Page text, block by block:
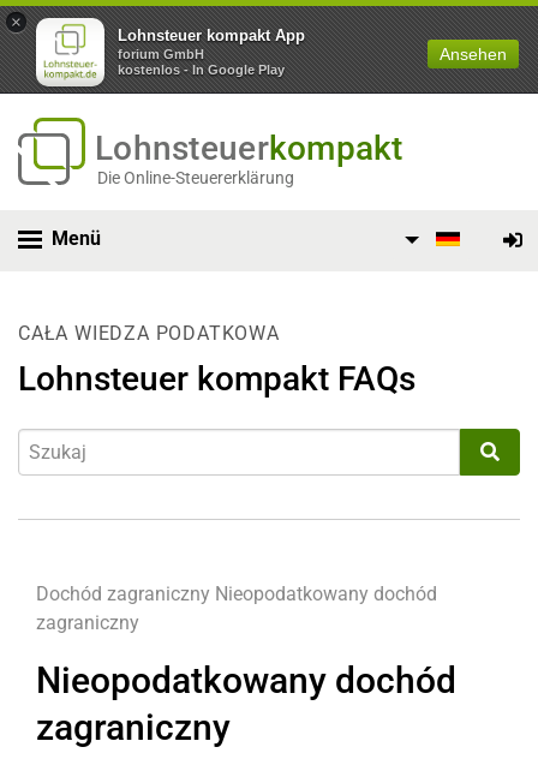
×
Lohnsteuer kompakt App
forium GmbH
kostenlos - In Google Play
Ansehen
Lohnsteuerkompakt
Die Online-Steuererklärung
Menü
CAŁA WIEDZA PODATKOWA
Lohnsteuer kompakt FAQs
Dochód zagraniczny Nieopodatkowany dochód
zagraniczny
Nieopodatkowany dochód
zagraniczny